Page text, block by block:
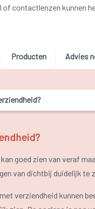
of contactlenzen kunnen
Producten Advies
goed zien van veraf
van dichtbij duidelijk te
verziendheid kunnen